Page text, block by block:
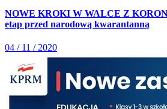
NOWE KROKI W WALCE Z
etap przed narodową kwarantanną
04 / 11 / 2020